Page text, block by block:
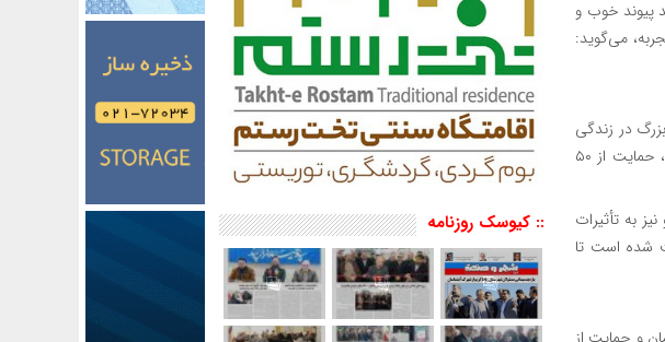
پیوند خوب و
می‌گوید:
او حدود ۸ سال پیش با مشکلی بزرگ در زندگی
مواجه شد که باعث شد به درگاه خداوند پناه ببرد. در میان راز و نیاز با خدا، تصمیم گرفت که اگر مشکلش حل شود، حمایت از ۵۰
به تأثیرات
شده است تا
:: کیوسک روزنامه